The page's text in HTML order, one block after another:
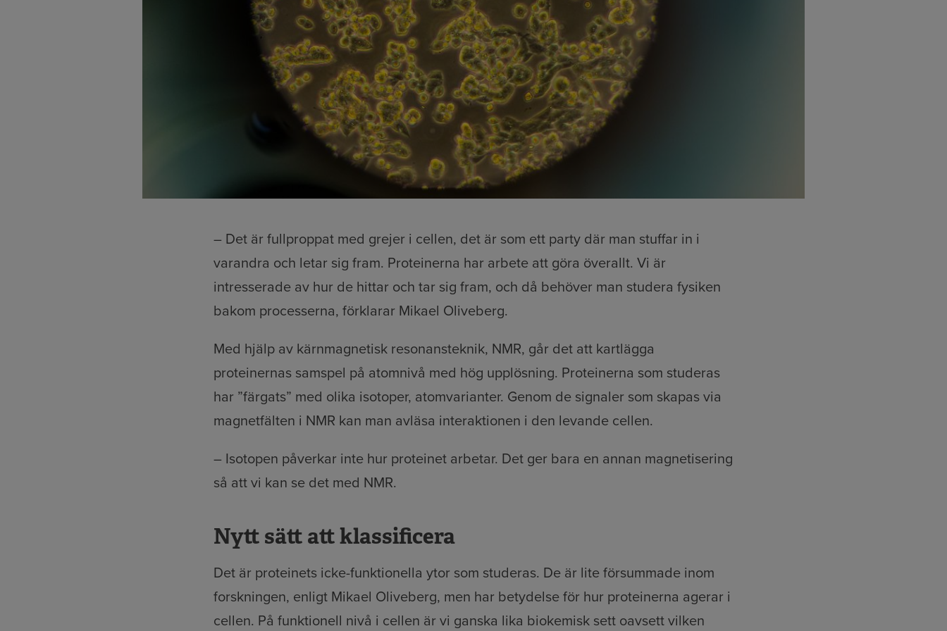
– Det är fullproppat med grejer i cellen, det är som ett party där man stuffar in i
varandra och letar sig fram. Proteinerna har arbete att göra överallt. Vi är
intresserade av hur de hittar och tar sig fram, och då behöver man studera fysiken
bakom processerna, förklarar Mikael Oliveberg.
Med hjälp av kärnmagnetisk resonansteknik, NMR, går det att kartlägga
proteinernas samspel på atomnivå med hög upplösning. Proteinerna som studeras
har ”färgats” med olika isotoper, atomvarianter. Genom de signaler som skapas via
magnetfälten i NMR kan man avläsa interaktionen i den levande cellen.
­– Isotopen påverkar inte hur proteinet arbetar. Det ger bara en annan magnetisering
så att vi kan se det med NMR.
Nytt sätt att klassificera
Det är proteinets icke-funktionella ytor som studeras. De är lite försummade inom
forskningen, enligt Mikael Oliveberg, men har betydelse för hur proteinerna agerar i
cellen. På funktionell nivå i cellen är vi ganska lika biokemisk sett oavsett vilken